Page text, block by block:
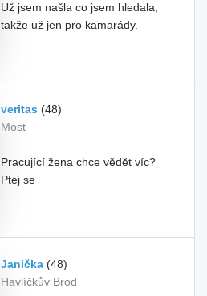
Už jsem našla co jsem hledala,
takže už jen pro kamarády.
veritas (48)
Most
Pracující žena chce vědět víc?
Ptej se
Janička (48)
Havlíčkův Brod